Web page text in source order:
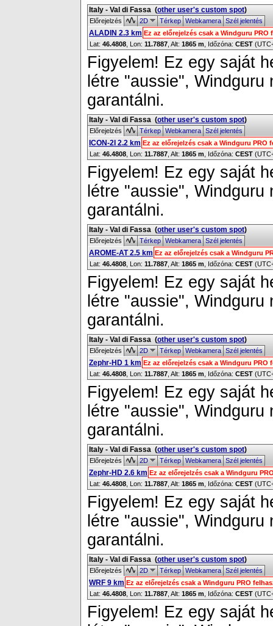
Italy - Val di Fassa (other user's custom spot)
Előrejelzés 2D TérkepWebkameraSzél jelentés
ALADIN 2.3 km Ez az előrejelzés csak a Windguru
Lat: 46.4808 , Lon: 11.7887 Alt: 1865 m , Időzóna: CEST
Figyelem! Ez egy saját
létre "aussie",
garantálni.
Italy - Val di Fassa (other user's custom spot)
Előrejelzés TérkepWebkameraSzél jelentés
ICON-2I 2.2 km Ez az előrejelzés csak a Windguru PRO
Lat: 46.4808 , Lon: 11.7887 Alt: 1865 m , Időzóna: CEST
Figyelem! Ez egy saját
létre "aussie",
garantálni.
Italy - Val di Fassa (other user's custom spot)
Előrejelzés TérkepWebkameraSzél jelentés
AROME-AT 2.5 km Ez az előrejelzés csak a Windguru
Lat: 46.4808 , Lon: 11.7887 Alt: 1865 m , Időzóna: CEST
Figyelem! Ez egy saját
létre "aussie",
garantálni.
Italy - Val di Fassa (other user's custom spot)
Előrejelzés 2D TérkepWebkameraSzél jelentés
Zephr-HD 1 km Ez az előrejelzés csak a Windguru PRO
Lat: 46.4808 , Lon: 11.7887 Alt: 1865 m , Időzóna: CEST
Figyelem! Ez egy saját
létre "aussie",
garantálni.
Italy - Val di Fassa (other user's custom spot)
Előrejelzés 2D TérkepWebkameraSzél jelentés
Zephr-HD 2.6 km Ez az előrejelzés csak a Windguru
Lat: 46.4808 , Lon: 11.7887 Alt: 1865 m , Időzóna: CEST
Figyelem! Ez egy saját
létre "aussie",
garantálni.
Italy - Val di Fassa (other user's custom spot)
Előrejelzés 2D TérkepWebkameraSzél jelentés
WRF 9 km Ez az előrejelzés csak a Windguru PRO
Lat: 46.4808 , Lon: 11.7887 Alt: 1865 m , Időzóna: CEST
Figyelem! Ez egy saját